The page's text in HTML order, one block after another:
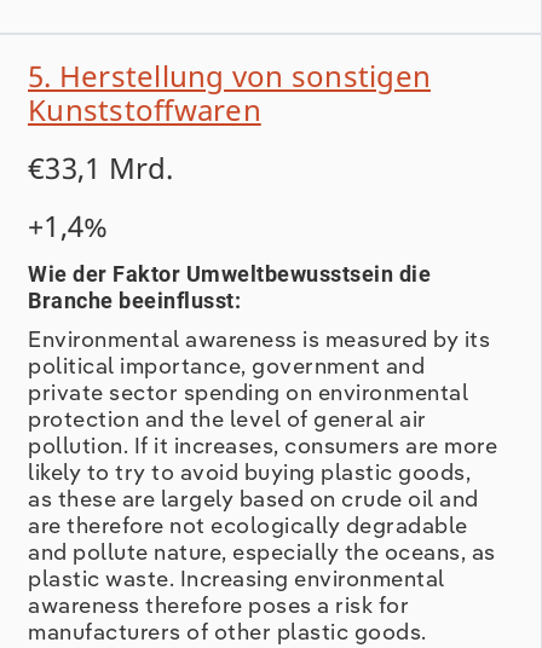
5. Herstellung von sonstigen
Kunststoffwaren
€33,1 Mrd.
+1,4%
Wie der Faktor Umweltbewusstsein die
Branche beeinflusst:
Environmental awareness is measured by its
political importance, government and
private sector spending on environmental
protection and the level of general air
pollution. If it increases, consumers are more
likely to try to avoid buying plastic goods,
as these are largely based on crude oil and
are therefore not ecologically degradable
and pollute nature, especially the oceans, as
plastic waste. Increasing environmental
awareness therefore poses a risk for
manufacturers of other plastic goods.